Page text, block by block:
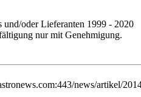
oder Lieferanten 1999 - 2020
nur mit Genehmigung.
news/artikel/